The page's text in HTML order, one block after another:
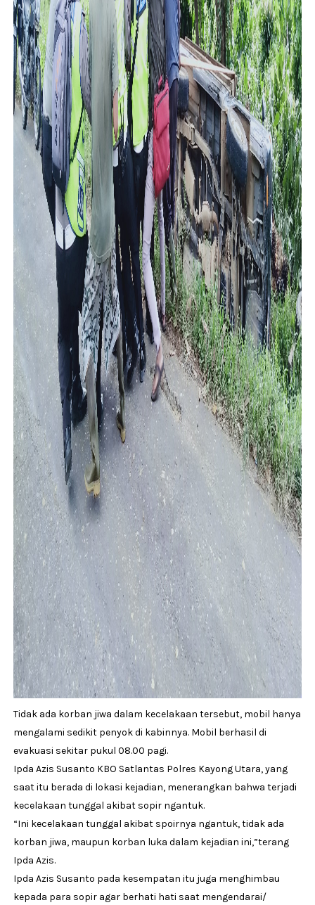
Tidak ada korban jiwa dalam kecelakaan tersebut, mobil hanya
mengalami sedikit penyok di kabinnya. Mobil berhasil di
evakuasi sekitar pukul 08.00 pagi.
Ipda Azis Susanto KBO Satlantas Polres Kayong Utara, yang
saat itu berada di lokasi kejadian, menerangkan bahwa terjadi
kecelakaan tunggal akibat sopir ngantuk.
“Ini kecelakaan tunggal akibat spoirnya ngantuk, tidak ada
korban jiwa, maupun korban luka dalam kejadian ini,”terang
Ipda Azis.
Ipda Azis Susanto pada kesempatan itu juga menghimbau
kepada para sopir agar berhati hati saat mengendarai/